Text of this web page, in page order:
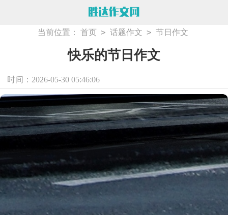
当前位置： 首页 > 话题作文 > 节日作文
快乐的节日作文
时间：2026-05-30 05:46:06